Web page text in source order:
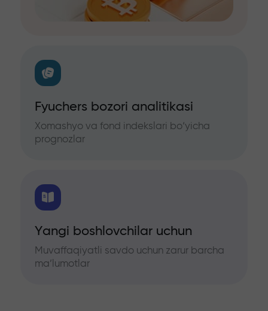
Fyuchers bozori analitikasi
Xomashyo va fond indekslari bo‘yicha
prognozlar
Yangi boshlovchilar uchun
Muvaffaqiyatli savdo uchun zarur barcha
ma’lumotlar